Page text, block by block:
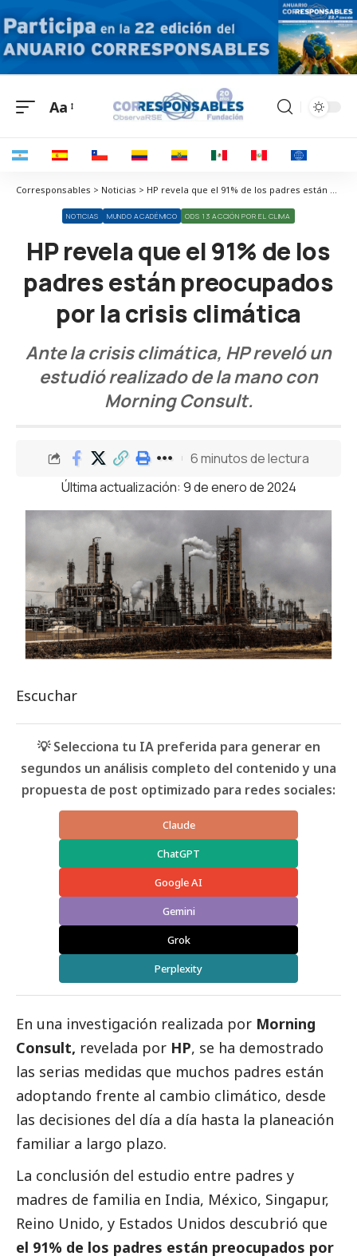
Aa
Corresponsables > Noticias > HP revela que el 91% de los padres están preocupados por la crisis climática
NOTICIAS MUNDO ACADÉMICO ODS 13 ACCIÓN POR EL CLIMA
HP revela que el 91% de los
padres están preocupados
por la crisis climática
Ante la crisis climática, HP reveló un
estudió realizado de la mano con
Morning Consult.
Última actualización: 9 de enero de 2024
6 minutos de lectura
Escuchar
💡 Selecciona tu IA preferida para generar en
segundos un análisis completo del contenido y una
propuesta de post optimizado para redes sociales:
Claude
ChatGPT
Google AI
Gemini
Grok
Perplexity
En una investigación realizada por Morning
Consult, revelada por HP, se ha demostrado
las serias medidas que muchos padres están
adoptando frente al cambio climático, desde
las decisiones del día a día hasta la planeación
familiar a largo plazo.
La conclusión del estudio entre padres y
madres de familia en India, México, Singapur,
Reino Unido, y Estados Unidos descubrió que
el 91% de los padres están preocupados por